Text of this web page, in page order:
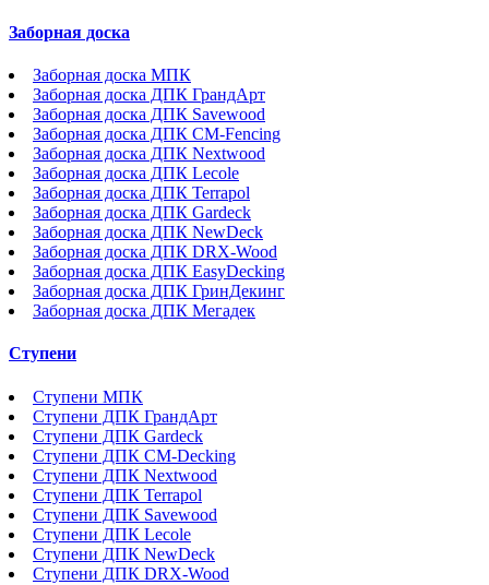
Заборная доска
Заборная доска МПК
Заборная доска ДПК ГрандАрт
Заборная доска ДПК Savewood
Заборная доска ДПК CM-Fencing
Заборная доска ДПК Nextwood
Заборная доска ДПК Lecole
Заборная доска ДПК Terrapol
Заборная доска ДПК Gardeck
Заборная доска ДПК NewDeck
Заборная доска ДПК DRX-Wood
Заборная доска ДПК EasyDecking
Заборная доска ДПК ГринДекинг
Заборная доска ДПК Мегадек
Ступени
Ступени МПК
Ступени ДПК ГрандАрт
Ступени ДПК Gardeck
Ступени ДПК CM-Decking
Ступени ДПК Nextwood
Ступени ДПК Terrapol
Ступени ДПК Savewood
Ступени ДПК Lecole
Ступени ДПК NewDeck
Ступени ДПК DRX-Wood